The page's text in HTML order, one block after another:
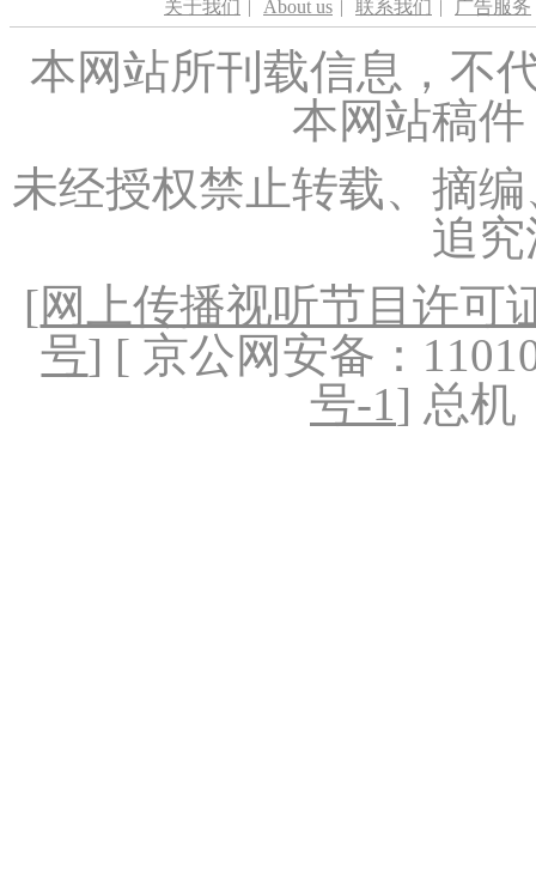
关于我们 | About us | 联系我们 | 广告服务
本网站所刊载信息，不
本网站稿
未经授权禁止转载、摘
追
[网上传播视听节目许可
号] [ 京公网安备：
号-1] 总机